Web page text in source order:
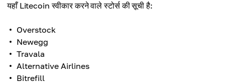
यहाँ Litecoin स्वीकार करने वाले स्टोर्स की सूची है:
Overstock
Newegg
Travala
Alternative Airlines
Bitrefill